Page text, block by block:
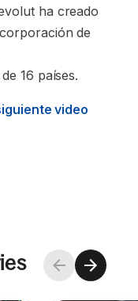
ha creado
de
16 países.
video